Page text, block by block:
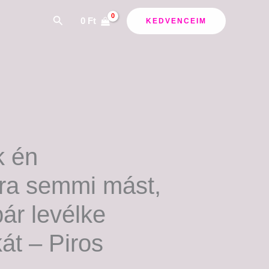
Search
0 Ft KEDVENCEIM
én
semmi mást,
levélke
– Piros